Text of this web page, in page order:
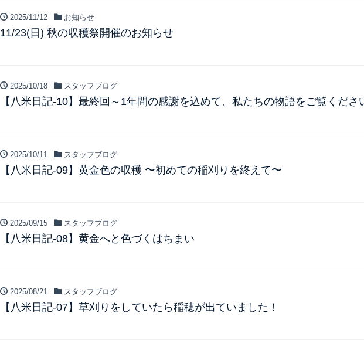
2025/11/12 お知らせ
11/23(日) 秋の収穫祭開催のお知らせ
2025/10/18 スタッフブログ
【八米日記-10】最終回～1年間の感謝を込めて、私たちの物語をご覧くださ
2025/10/11 スタッフブログ
【八米日記-09】黄金色の収穫 〜初めての稲刈りを終えて〜
2025/09/15 スタッフブログ
【八米日記-08】黄金へと色づくはちまい
2025/08/21 スタッフブログ
【八米日記-07】草刈りをしていたら稲穂が出ていました！